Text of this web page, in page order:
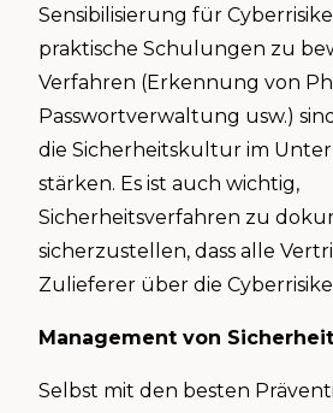
Sensibilisierung für
praktische Schulungen zu
Verfahren (Erkennung von
Passwortverwaltung usw.)
die Sicherheitskultur im
stärken. Es ist auch wichtig,
Sicherheitsverfahren zu
sicherzustellen, dass alle
Zulieferer über die
Management von
Selbst mit den besten